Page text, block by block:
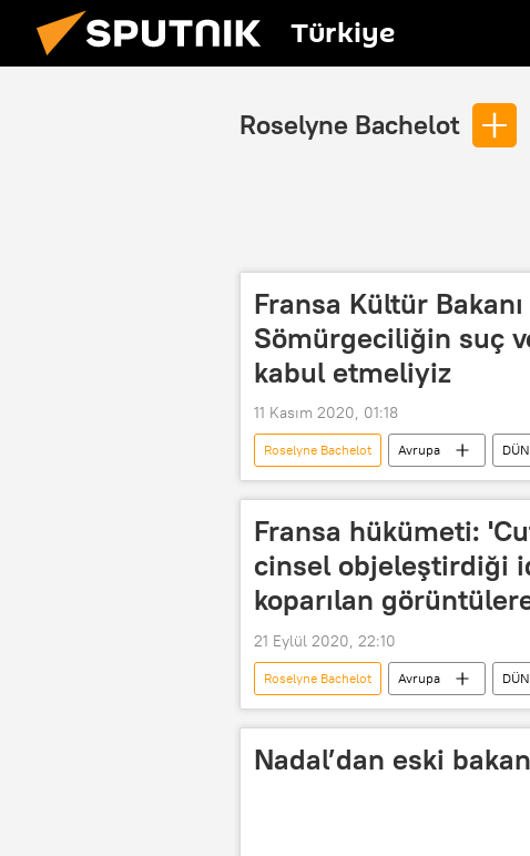
Türkiye
Roselyne Bachelot
Fransa Kültür
Sömürgeciliğin suç
kabul etmeliyiz
11 Kasım 2020, 01:18
Roselyne Bachelot Avrupa
Emmanuel Macron
Sömürgecilik
Fransa hükümeti:
cinsel objeleştirdiği
koparılan
21 Eylül 2020, 22:10
Roselyne Bachelot Avrupa
Kültür & Sanat
Fransa
Nadal’dan eski